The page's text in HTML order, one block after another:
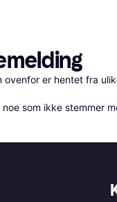
ovenfor er hentet fra
som ikke stemmer